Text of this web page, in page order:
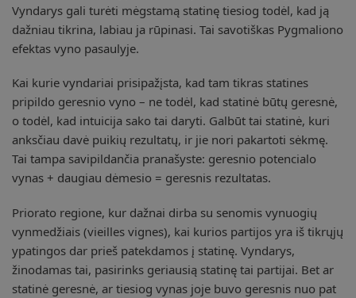
Vyndarys gali turėti mėgstamą statinę tiesiog todėl, kad ją
dažniau tikrina, labiau ja rūpinasi. Tai savotiškas Pygmaliono
efektas vyno pasaulyje.
Kai kurie vyndariai prisipažįsta, kad tam tikras statines
pripildo geresnio vyno – ne todėl, kad statinė būtų geresnė,
o todėl, kad intuicija sako tai daryti. Galbūt tai statinė, kuri
anksčiau davė puikių rezultatų, ir jie nori pakartoti sėkmę.
Tai tampa savipildančia pranašyste: geresnio potencialo
vynas + daugiau dėmesio = geresnis rezultatas.
Priorato regione, kur dažnai dirba su senomis vynuogių
vynmedžiais (vieilles vignes), kai kurios partijos yra iš tikrųjų
ypatingos dar prieš patekdamos į statinę. Vyndarys,
žinodamas tai, pasirinks geriausią statinę tai partijai. Bet ar
statinė geresnė, ar tiesiog vynas joje buvo geresnis nuo pat